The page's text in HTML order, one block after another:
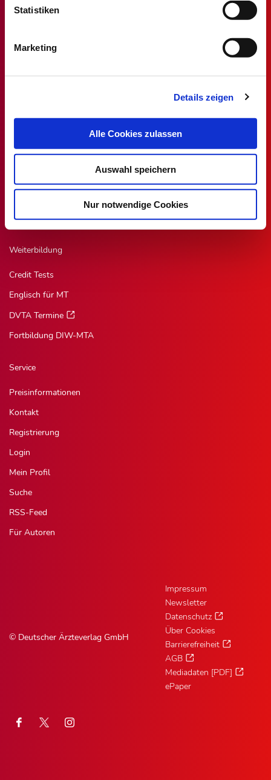
Statistiken
Marketing
Details zeigen
Alle Cookies zulassen
Auswahl speichern
Nur notwendige Cookies
MTR/MTRA Stellenangebote
Rechtsprechstunde
DVTA-Homepage
Weiterbildung
Credit Tests
Englisch für MT
DVTA Termine
Fortbildung DIW-MTA
Service
Preisinformationen
Kontakt
Registrierung
Login
Mein Profil
Suche
RSS-Feed
Für Autoren
© Deutscher Ärzteverlag GmbH
Impressum
Newsletter
Datenschutz
Über Cookies
Barrierefreiheit
AGB
Mediadaten [PDF]
ePaper